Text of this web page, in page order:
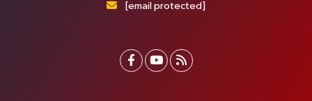
[email protected]